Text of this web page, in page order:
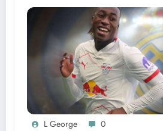
L George 0